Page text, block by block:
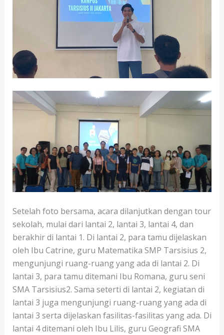
Setelah foto bersama, acara dilanjutkan dengan tour
sekolah, mulai dari lantai 2, lantai 3, lantai 4, dan
berakhir di lantai 1. Di lantai 2, para tamu dijelaskan
oleh Ibu Catrine, guru Matematika SMP Tarsisius 2,
mengunjungi ruang-ruang yang ada di lantai 2. Di
lantai 3, para tamu ditemani Ibu Romana, guru seni
SMA Tarsisius2. Sama seterti di lantai 2, kegiatan di
lantai 3 juga mengunjungi ruang-ruang yang ada di
lantai 3 serta dijelaskan fasilitas-fasilitas yang ada. Di
lantai 4 ditemani oleh Ibu Lilis, guru Geografi SMA